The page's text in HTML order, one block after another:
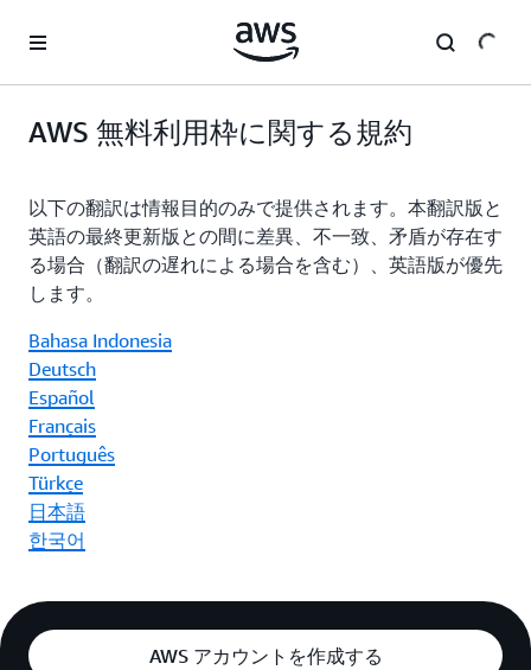
AWS 無料利用枠に関する規約
以下の翻訳は情報目的のみで提供されます。本翻訳版と
英語の最終更新版との間に差異、不一致、矛盾が存在す
る場合（翻訳の遅れによる場合を含む）、英語版が優先
します。
Bahasa Indonesia
Deutsch
Español
Français
Português
Türkçe
日本語
한국어
AWS アカウントを作成する